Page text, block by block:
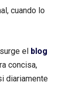
cuando lo
el blog
concisa,
diariamente